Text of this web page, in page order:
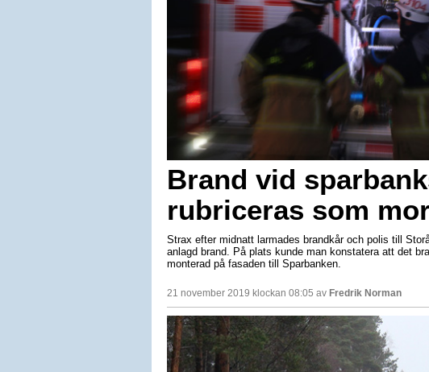
Brand vid
rubriceras som
Strax efter midnatt larmades brandkår och polis till
anlagd brand. På plats kunde man konstatera att det
monterad på fasaden till Sparbanken.
21 november 2019 klockan 08:05 av Fredrik Norman